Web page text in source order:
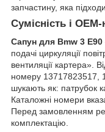
запчастину, яка
Сумісність і
Сапун для Bmw 3 E90
подачі циркуляції
вентиляції картера».
номеру 13717823517,
шукають як: патрубок
Каталожні номери
Перед замовленням
комплектацію.